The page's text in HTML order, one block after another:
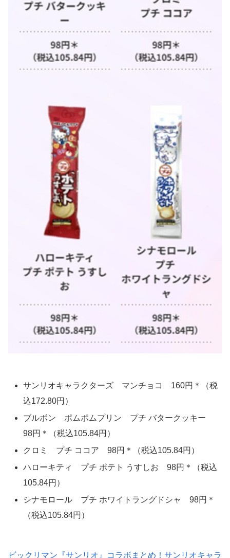
サンリオキャラクターズ マンチョコ 160円＊（税
込172.80円）
ブルボン ポムポムプリン プチ バタークッキー
98円＊（税込105.84円）
クロミ プチ ココア 98円＊（税込105.84円）
ハローキティ プチ ポテト うすしお 98円＊（税込
105.84円）
シナモロール プチ ホワイトラングドシャ 98円＊
（税込105.84円）
ビックリマン『サンリオ』コラボまとめ！サンリオキャラ